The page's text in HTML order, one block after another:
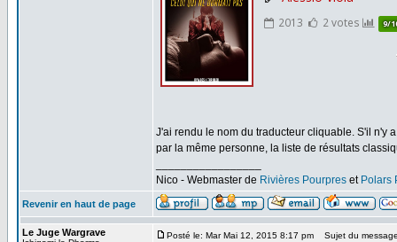
J'ai rendu le nom du traducteur cliquable. S'il n'y
par la même personne, la liste de résultats
Nico - Webmaster de Rivières Pourpres et Polars
Revenir en haut de page
Le Juge Wargrave Posté le: Mar Mai 12, 2015 8:17 pm Sujet du